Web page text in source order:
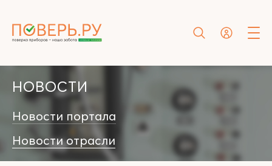
НОВОСТИ
Новости портала
Новости отрасли